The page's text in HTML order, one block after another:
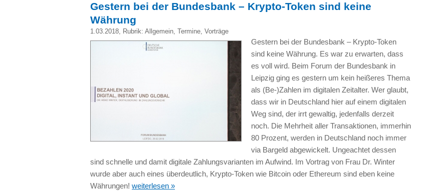
Gestern bei der Bundesbank – Krypto-Token sind keine
Währung
1.03.2018, Rubrik: Allgemein, Termine, Vorträge
Gestern bei der Bundesbank – Krypto-Token
sind keine Währung. Es war zu erwarten, dass
es voll wird. Beim Forum der Bundesbank in
Leipzig ging es gestern um kein heißeres Thema
als (Be-)Zahlen im digitalen Zeitalter. Wer glaubt,
dass wir in Deutschland hier auf einem digitalen
Weg sind, der irrt gewaltig, jedenfalls derzeit
noch. Die Mehrheit aller Transaktionen, immerhin
80 Prozent, werden in Deutschland noch immer
via Bargeld abgewickelt. Ungeachtet dessen
sind schnelle und damit digitale Zahlungsvarianten im Aufwind. Im Vortrag von Frau Dr. Winter
wurde aber auch eines überdeutlich, Krypto-Token wie Bitcoin oder Ethereum sind eben keine
Währungen! weiterlesen »